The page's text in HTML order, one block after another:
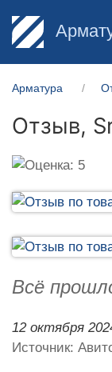
Арматура
Отзыв,
Всё
12 октября
Источник: